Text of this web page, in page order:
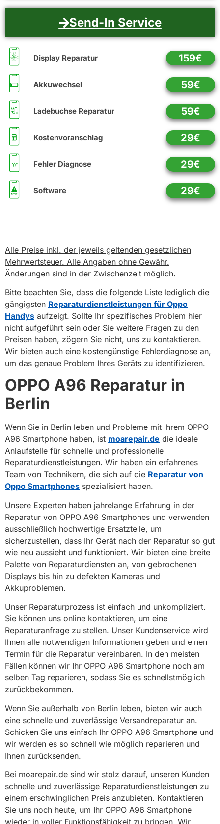
Send-In Service
Display Reparatur 159€
Akkuwechsel 59€
Ladebuchse Reparatur 59€
Kostenvoranschlag 29€
Fehler Diagnose 29€
Software 29€
Alle Preise inkl. der jeweils geltenden gesetzlichen
Mehrwertsteuer. Alle Angaben ohne Gewähr.
Änderungen sind in der Zwischenzeit möglich.
Bitte beachten Sie, dass die folgende Liste lediglich die
gängigsten Reparaturdienstleistungen für Oppo
Handys aufzeigt. Sollte Ihr spezifisches Problem hier
nicht aufgeführt sein oder Sie weitere Fragen zu den
Preisen haben, zögern Sie nicht, uns zu kontaktieren.
Wir bieten auch eine kostengünstige Fehlerdiagnose an,
um das genaue Problem Ihres Geräts zu identifizieren.
OPPO A96 Reparatur in
Berlin
Wenn Sie in Berlin leben und Probleme mit Ihrem OPPO
A96 Smartphone haben, ist moarepair.de die ideale
Anlaufstelle für schnelle und professionelle
Reparaturdienstleistungen. Wir haben ein erfahrenes
Team von Technikern, die sich auf die Reparatur von
Oppo Smartphones spezialisiert haben.
Unsere Experten haben jahrelange Erfahrung in der
Reparatur von OPPO A96 Smartphones und verwenden
ausschließlich hochwertige Ersatzteile, um
sicherzustellen, dass Ihr Gerät nach der Reparatur so gut
wie neu aussieht und funktioniert. Wir bieten eine breite
Palette von Reparaturdiensten an, von gebrochenen
Displays bis hin zu defekten Kameras und
Akkuproblemen.
Unser Reparaturprozess ist einfach und unkompliziert.
Sie können uns online kontaktieren, um eine
Reparaturanfrage zu stellen. Unser Kundenservice wird
Ihnen alle notwendigen Informationen geben und einen
Termin für die Reparatur vereinbaren. In den meisten
Fällen können wir Ihr OPPO A96 Smartphone noch am
selben Tag reparieren, sodass Sie es schnellstmöglich
zurückbekommen.
Wenn Sie außerhalb von Berlin leben, bieten wir auch
eine schnelle und zuverlässige Versandreparatur an.
Schicken Sie uns einfach Ihr OPPO A96 Smartphone und
wir werden es so schnell wie möglich reparieren und
Ihnen zurücksenden.
Bei moarepair.de sind wir stolz darauf, unseren Kunden
schnelle und zuverlässige Reparaturdienstleistungen zu
einem erschwinglichen Preis anzubieten. Kontaktieren
Sie uns noch heute, um Ihr OPPO A96 Smartphone
wieder in voller Funktionsfähigkeit zu bringen. Wir